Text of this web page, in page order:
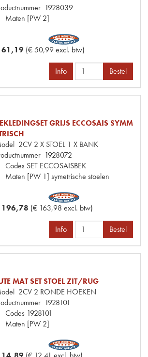
1928039
Maten [PW 2]
61,19 (€ 50,99 excl. btw)
Info Bestel
GRIJS ECCOSAIS SYMM
2CV 2 X STOEL 1 X BANK
1928072
Codes SET ECCOSAISBEK
Maten [PW 1] symetrische stoelen
196,78 (€ 163,98 excl. btw)
Info Bestel
MAT SET STOEL ZIT/RUG
2CV 2 RONDE HOEKEN
1928101
Codes 1928101
Maten [PW 2]